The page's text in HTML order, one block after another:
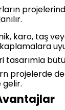
karo, taş
tasarımla
projelerde
gelir.